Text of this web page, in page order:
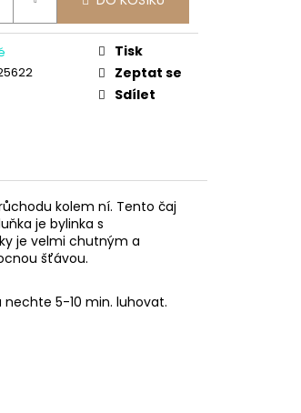
Tisk
Zeptat se
Sdílet
kolem ní. Tento čaj
je bylinka s
je velmi chutným a
šťávou.
5-10 min. luhovat.